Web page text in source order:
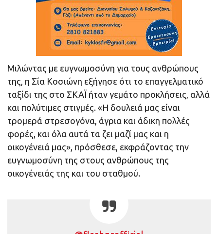
Μιλώντας με ευγνωμοσύνη για τους ανθρώπους
της, η Σία Κοσιώνη εξήγησε ότι το επαγγελματικό
ταξίδι της στο ΣΚΑΪ ήταν γεμάτο προκλήσεις, αλλά
και πολύτιμες στιγμές. «Η δουλειά μας είναι
τρομερά στρεσογόνα, άγρια και άδικη πολλές
φορές, και όλα αυτά τα ζει μαζί μας και η
οικογένειά μας», πρόσθεσε, εκφράζοντας την
ευγνωμοσύνη της στους ανθρώπους της
οικογένειάς της και του σταθμού.